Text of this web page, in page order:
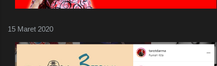
15 Maret 2020